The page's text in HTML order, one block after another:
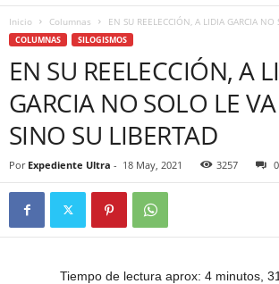
Inicio Columnas EN SU REELECCIÓN, A LIDIA GARCIA NO
COLUMNAS SILOGISMOS
EN SU REELECCIÓN, A
GARCIA NO SOLO LE
SINO SU LIBERTAD
Por Expediente Ultra - 18 May, 2021 3257 0
Tiempo de lectura aprox: 4 minutos,